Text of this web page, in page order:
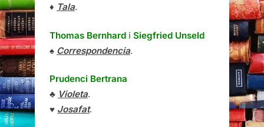
♦ Tala.
Thomas Bernhard i Siegfried Unseld
♠ Correspondencia.
Prudenci Bertrana
♣ Violeta.
♥ Josafat.